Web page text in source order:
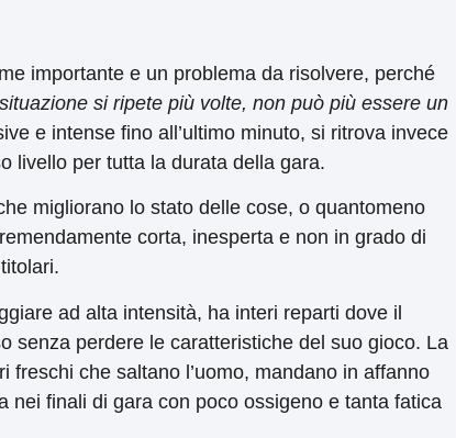
importante e un problema da risolvere, perché
si ripete più volte, non può più essere un
e intense fino all’ultimo minuto, si ritrova invece
livello per tutta la durata della gara.
migliorano lo stato delle cose, o quantomeno
corta, inesperta e non in grado di
ad alta intensità, ha interi reparti dove il
senza perdere le caratteristiche del suo gioco. La
che saltano l’uomo, mandano in affanno
nei finali di gara con poco ossigeno e tanta fatica